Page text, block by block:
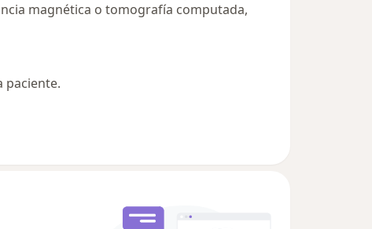
magnética o tomografía computada,
paciente.